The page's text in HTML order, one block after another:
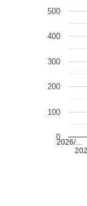
2026/…
0
100
200
300
400
500